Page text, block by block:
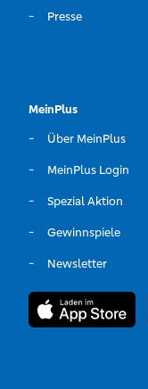
Presse
MeinPlus
Über MeinPlus
MeinPlus Login
Spezial Aktion
Gewinnspiele
Newsletter